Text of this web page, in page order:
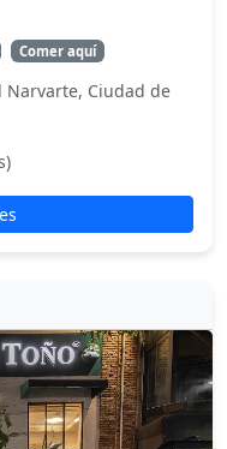
Comer aquí
Narvarte, Ciudad de